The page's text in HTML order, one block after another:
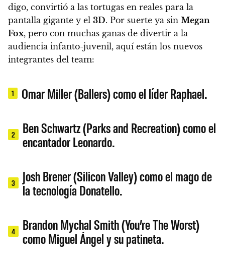
digo, convirtió a las tortugas en reales para la
pantalla gigante y el 3D. Por suerte ya sin Megan
Fox, pero con muchas ganas de divertir a la
audiencia infanto-juvenil, aquí están los nuevos
integrantes del team:
1 Omar Miller (Ballers) como el líder Raphael.
2
Ben Schwartz (Parks and Recreation) como el
encantador Leonardo.
3
Josh Brener (Silicon Valley) como el mago de
la tecnología Donatello.
4
Brandon Mychal Smith (You’re The Worst)
como Miguel Ángel y su patineta.